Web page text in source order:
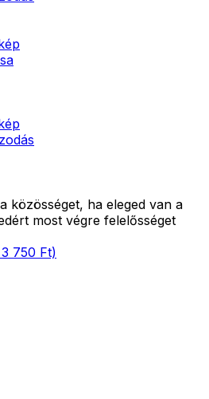
közösséget, ha eleged van a
most végre felelősséget
750 Ft)